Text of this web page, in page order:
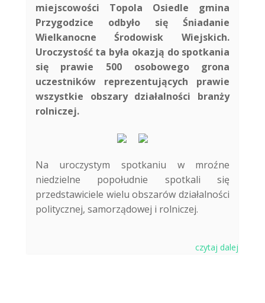
miejscowości Topola Osiedle gmina
Przygodzice odbyło się Śniadanie
Wielkanocne Środowisk Wiejskich.
Uroczystość ta była okazją do spotkania
się prawie 500 osobowego grona
uczestników reprezentujących prawie
wszystkie obszary działalności branży
rolniczej.
Na uroczystym spotkaniu w mroźne
niedzielne popołudnie spotkali się
przedstawiciele wielu obszarów działalności
politycznej, samorządowej i rolniczej.
czytaj dalej